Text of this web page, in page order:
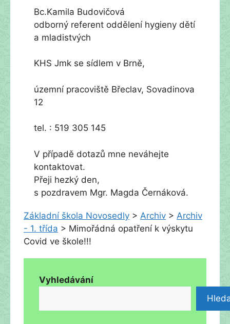
Bc.Kamila Budovičová
odborný referent oddělení hygieny dětí
a mladistvých
KHS Jmk se sídlem v Brně,
územní pracoviště Břeclav, Sovadinova
12
tel. : 519 305 145
V případě dotazů mne neváhejte
kontaktovat.
Přeji hezký den,
s pozdravem Mgr. Magda Černáková.
Základní škola Novosedly > Archiv > Archiv
- 1. třída > Mimořádná opatření k výskytu
Covid ve škole!!!
Vyhledávání